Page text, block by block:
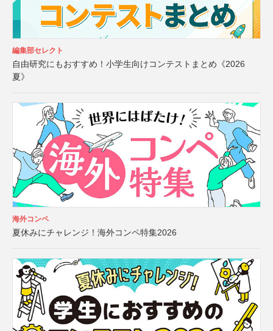
編集部セレクト
自由研究にもおすすめ！小学生向けコンテストまとめ《2026
夏》
海外コンペ
夏休みにチャレンジ！海外コンペ特集2026